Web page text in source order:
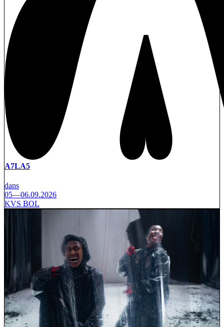
A7LA5
dans
05—06.09.2026
KVS BOL